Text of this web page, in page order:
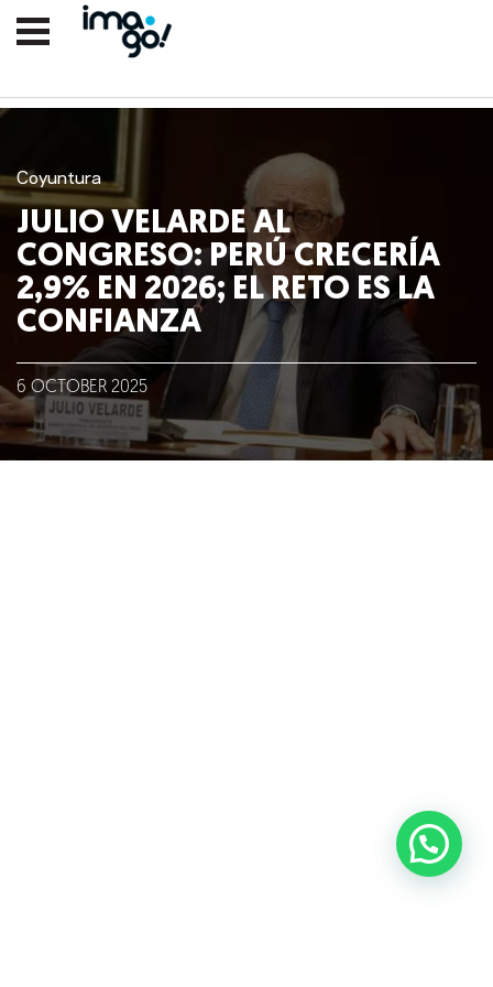
Nosotros
Clientes
Lo que hacemos
Coyuntura
JULIO VELARDE AL
CONGRESO: PERÚ CRECERÍA
2,9% EN 2026; EL RETO ES LA
CONFIANZA
6 OCTOBER 2025